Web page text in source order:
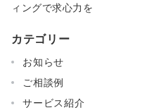
ィングで求心力を
カテゴリー
お知らせ
ご相談例
サービス紹介